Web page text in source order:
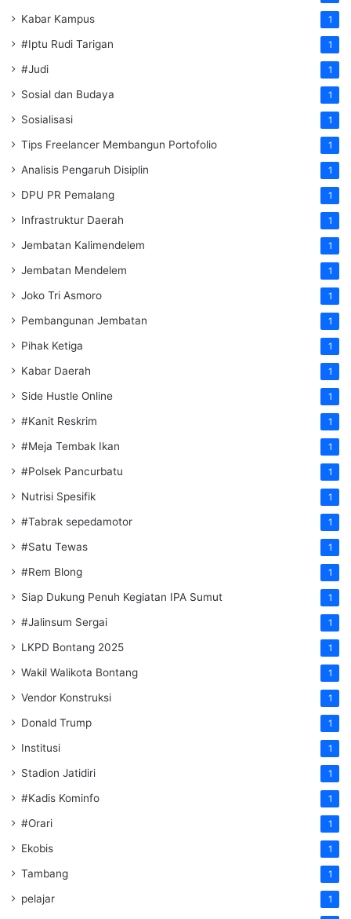
Kabar Kampus 1
#Iptu Rudi Tarigan 1
#Judi 1
Sosial dan Budaya 1
Sosialisasi 1
Tips Freelancer Membangun Portofolio 1
Analisis Pengaruh Disiplin 1
DPU PR Pemalang 1
Infrastruktur Daerah 1
Jembatan Kalimendelem 1
Jembatan Mendelem 1
Joko Tri Asmoro 1
Pembangunan Jembatan 1
Pihak Ketiga 1
Kabar Daerah 1
Side Hustle Online 1
#Kanit Reskrim 1
#Meja Tembak Ikan 1
#Polsek Pancurbatu 1
Nutrisi Spesifik 1
#Tabrak sepedamotor 1
#Satu Tewas 1
#Rem Blong 1
Siap Dukung Penuh Kegiatan IPA Sumut 1
#Jalinsum Sergai 1
LKPD Bontang 2025 1
Wakil Walikota Bontang 1
Vendor Konstruksi 1
Donald Trump 1
Institusi 1
Stadion Jatidiri 1
#Kadis Kominfo 1
#Orari 1
Ekobis 1
Tambang 1
pelajar 1